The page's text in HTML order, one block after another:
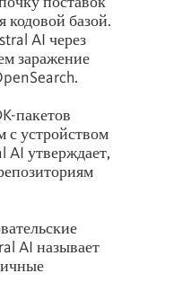
базой.
AI через
заражение
пакетов
с устройством
AI утверждает,
AI называет